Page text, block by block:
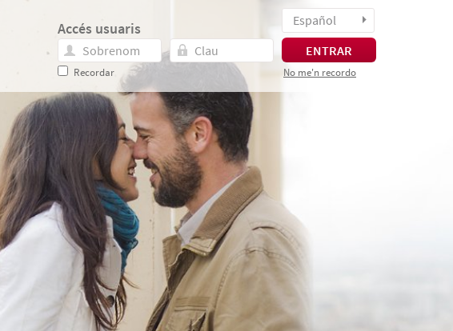
Accés usuaris
Recordar
Español
ENTRAR
No me'n recordo